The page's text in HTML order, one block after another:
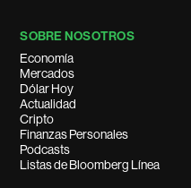
SOBRE NOSOTROS
Economía
Mercados
Dólar Hoy
Actualidad
Cripto
Finanzas Personales
Podcasts
Listas de Bloomberg Línea